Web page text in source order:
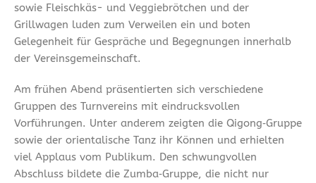
sowie Fleischkäs- und Veggiebrötchen und der
Grillwagen luden zum Verweilen ein und boten
Gelegenheit für Gespräche und Begegnungen innerhalb
der Vereinsgemeinschaft.
Am frühen Abend präsentierten sich verschiedene
Gruppen des Turnvereins mit eindrucksvollen
Vorführungen. Unter anderem zeigten die Qigong‑Gruppe
sowie der orientalische Tanz ihr Können und erhielten
viel Applaus vom Publikum. Den schwungvollen
Abschluss bildete die Zumba‑Gruppe, die nicht nur